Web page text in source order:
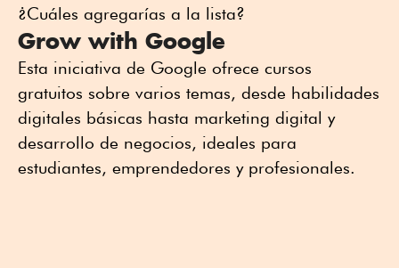
¿Cuáles agregarías a la lista?
Grow with Google
Esta iniciativa de Google ofrece cursos
gratuitos sobre varios temas, desde habilidades
digitales básicas hasta marketing digital y
desarrollo de negocios, ideales para
estudiantes, emprendedores y profesionales.